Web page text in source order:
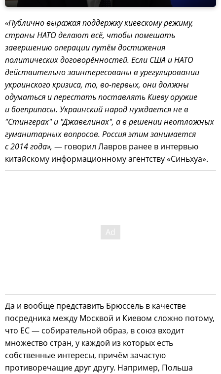
«Публично выражая поддержку киевскому режиму,
страны НАТО делают всё, чтобы помешать
завершению операции путём достижения
политических договорённостей. Если США и НАТО
действительно заинтересованы в урегулировании
украинского кризиса, то, во-первых, они должны
одуматься и перестать поставлять Киеву оружие
и боеприпасы. Украинский народ нуждается не в
"Стингерах" и "Джавелинах", а в решении неотложных
гуманитарных вопросов. Россия этим занимается
с 2014 года», — говорил Лавров ранее в интервью
китайскому информационному агентству «Синьхуа».
Да и вообще представить Брюссель в качестве
посредника между Москвой и Киевом сложно потому,
что ЕС — собирательной образ, в союз входит
множество стран, у каждой из которых есть
собственные интересы, причём зачастую
противоречащие друг другу. Например, Польша